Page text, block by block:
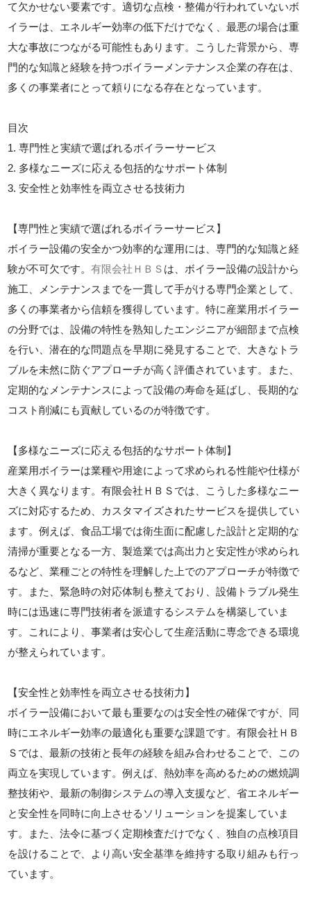
て欠かせない要素です。適切な点検・整備が行われていないボ
イラーは、エネルギー効率の低下だけでなく、最悪の場合は重
大な事故につながる可能性もあります。こうした背景から、専
門的な知識と経験を持つボイラーメンテナンス企業の存在は、
多くの事業者にとって頼りになる存在となっています。
目次
1. 専門性と実績で選ばれるボイラーサービス
2. 多様なニーズに応える包括的なサポート体制
3. 安全性と効率性を両立させる技術力
【専門性と実績で選ばれるボイラーサービス】
ボイラー設備の安全かつ効率的な運用には、専門的な知識と経
験が不可欠です。有限会社ＨＢＳ は、ボイラー設備の設計から
施工、メンテナンスまでを一貫して手がける専門企業として、
多くの事業者から信頼を獲得しています。特に産業用ボイラー
の分野では、設備の特性を熟知したエンジニアが細部まで点検
を行い、潜在的な問題点を早期に発見することで、大きなトラ
ブルを未然に防ぐアプローチが高く評価されています。また、
定期的なメンテナンスによって設備の寿命を延ばし、長期的な
コスト削減にも貢献しているのが特徴です。
【多様なニーズに応える包括的なサポート体制】
産業用ボイラーは業種や用途によって求められる性能や仕様が
大きく異なります。有限会社ＨＢＳでは、こうした多様なニー
ズに対応するため、カスタマイズされたサービスを提供してい
ます。例えば、食品工場では衛生面に配慮した設計と定期的な
清掃が重要となる一方、製造業では高出力と安定性が求められ
るなど、業種ごとの特性を理解した上でのアプローチが特徴で
す。また、緊急時の対応体制も整えており、設備トラブル発生
時には迅速に専門技術者を派遣するシステムを構築していま
す。これにより、事業者は安心して生産活動に専念できる環境
が整えられています。
【安全性と効率性を両立させる技術力】
ボイラー設備において最も重要なのは安全性の確保ですが、同
時にエネルギー効率の最適化も重要な課題です。有限会社ＨＢ
Ｓでは、最新の技術と長年の経験を組み合わせることで、この
両立を実現しています。例えば、熱効率を高めるための燃焼調
整技術や、最新の制御システムの導入支援など、省エネルギー
と安全性を同時に向上させるソリューションを提案していま
す。また、法令に基づく定期検査だけでなく、独自の点検項目
を設けることで、より高い安全基準を維持する取り組みも行っ
ています。